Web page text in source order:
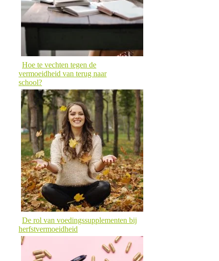
Hoe te vechten tegen de
vermoeidheid van terug naar
school?
De rol van voedingssupplementen bij
herfstvermoeidheid